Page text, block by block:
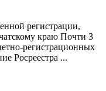
регистрации,
краю Почти 3
регистрационных
Росреестра ...